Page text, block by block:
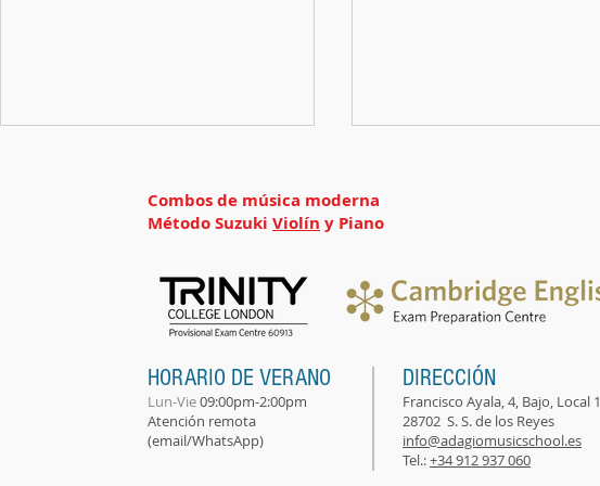
Campamento en San
Sebastián de los Reyes
Sebastián de los Reyes
Combos de música moderna
Método Suzuki Violín y Piano
HORARIO DE VERANO
Lun-Vie09:00pm-2:00pm
Atención remota
(email/WhatsApp)
DIRECCIÓN
Francisco Ayala, 4, Bajo, Local 1
28702 S. S. de los Reyes
info@adagiomusicschool.es
Tel.:+34 912 937 060